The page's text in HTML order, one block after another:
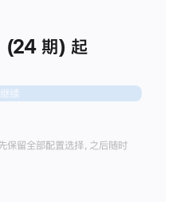
(24 期) 起
继续
保留全部配置选择，之后随时